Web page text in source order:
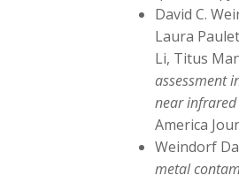
David C.
Laura
Li, Titus
assessment
near infrared
America
Weindorf
metal